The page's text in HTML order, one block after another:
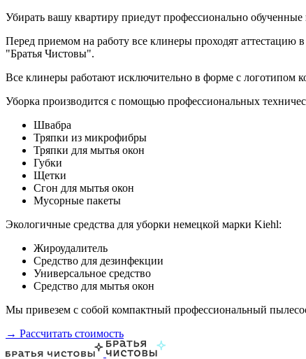
Убирать вашу квартиру приедут профессионально
Перед приемом на работу все клинеры проходят аттестацию
"Братья Чистовы".
Все клинеры работают исключительно в форме с логотипом
Уборка производится с помощью профессиональных
Швабра
Тряпки из микрофибры
Тряпки для мытья окон
Губки
Щетки
Сгон для мытья окон
Мусорные пакеты
Экологичные средства для уборки немецкой марки Kiehl:
Жироудалитель
Средство для дезинфекции
Универсальное средство
Средство для мытья окон
Мы привезем с собой компактный профессиональный
→ Рассчитать стоимость